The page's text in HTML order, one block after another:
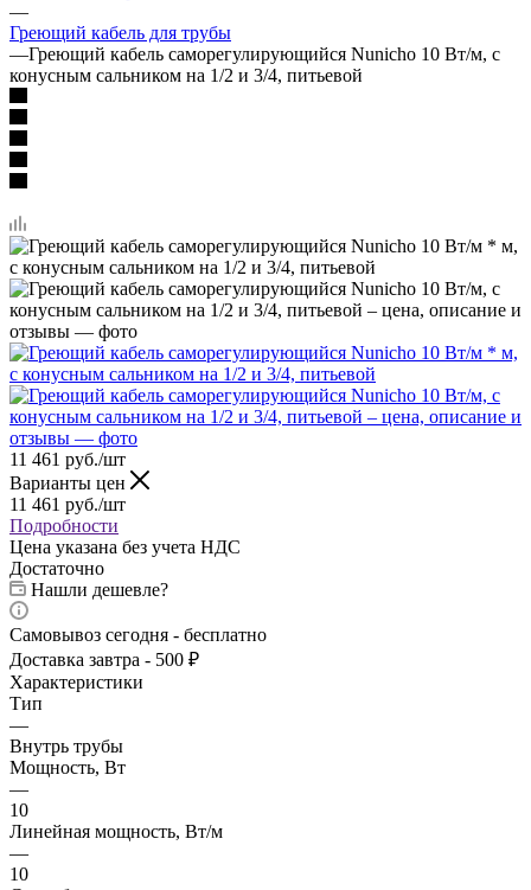
—
Греющий кабель для трубы
—Греющий кабель саморегулирующийся Nunicho 10 Вт/м, с
конусным сальником на 1/2 и 3/4, питьевой
11 461 руб./шт
Варианты цен
11 461 руб./шт
Подробности
Цена указана без учета НДС
Достаточно
Нашли дешевле?
Самовывоз сегодня - бесплатно
Доставка завтра - 500 ₽
Характеристики
Тип
—
Внутрь трубы
Мощность, Вт
—
10
Линейная мощность, Вт/м
—
10